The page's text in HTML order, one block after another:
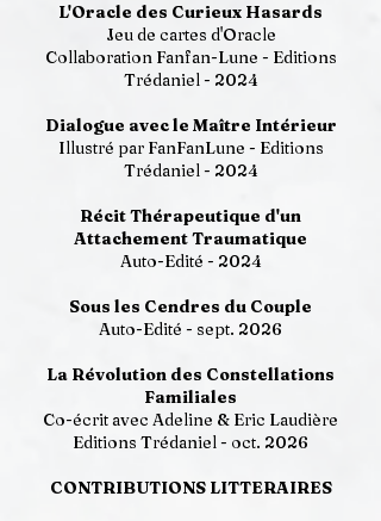
L'Oracle des Curieux Hasards
Jeu de cartes d'Oracle
Collaboration Fanfan-Lune - Editions
Trédaniel - 2024
Dialogue avec le Maître Intérieur
Illustré par FanFanLune - Editions
Trédaniel - 2024
Récit Thérapeutique d'un
Attachement Traumatique
Auto-Edité - 2024
Sous les Cendres du Couple
Auto-Edité - sept. 2026
La Révolution des Constellations
Familiales
Co-écrit avec Adeline & Eric Laudière
Editions Trédaniel - oct. 2026
CONTRIBUTIONS LITTERAIRES